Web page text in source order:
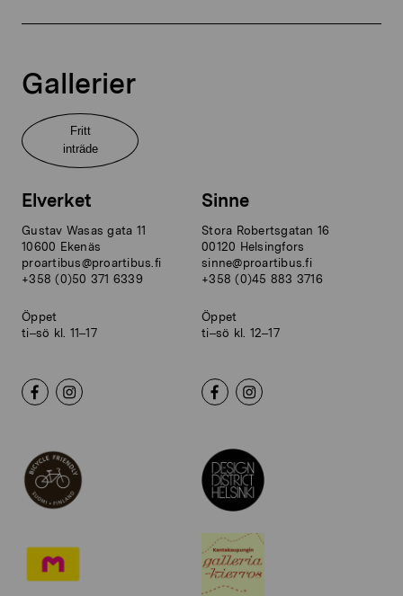
Gallerier
Fritt
inträde
Elverket
Gustav Wasas gata 11
10600 Ekenäs
proartibus@proartibus.fi
+358 (0)50 371 6339
Öppet
ti–sö kl. 11–17
Sinne
Stora Robertsgatan 16
00120 Helsingfors
sinne@proartibus.fi
+358 (0)45 883 3716
Öppet
ti–sö kl. 12–17